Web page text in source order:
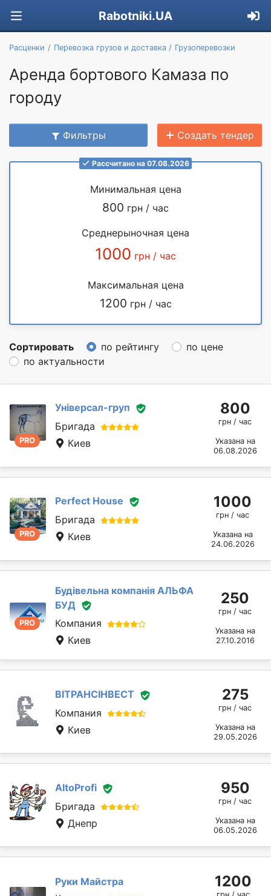
Rabotniki.UA
Расценки Перевозка грузов и доставка Грузоперевозки
Аренда бортового Камаза по
городу
Фильтры Создать тендер
Рассчитано на 07.08.2026
Минимальная цена
800 грн / час
Среднерыночная цена
1000 грн / час
Максимальная цена
1200 грн / час
Сортировать по рейтингу
по цене
по актуальности
PRO
Універсал-груп
Бригада
Киев
800
грн / час
Указана на
06.08.2026
PRO
Perfect House
Бригада
Киев
1000
грн / час
Указана на
24.06.2026
PRO
Будівельна компанія АЛЬФА
БУД
Компания
Киев
250
грн / час
Указана на
27.10.2016
ВІТРАНСІНВЕСТ
Компания
Киев
275
грн / час
Указана на
29.05.2026
AltoProfi
Бригада
Днепр
950
грн / час
Указана на
06.05.2026
Руки Майстра
1200